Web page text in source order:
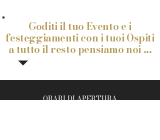
Goditi il tuo Evento e i
festeggiamenti con i tuoi Ospiti
a tutto il resto pensiamo noi ...
ORARI DI APERTURA